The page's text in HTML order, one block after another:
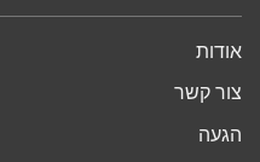
אודות
צור קשר
הגעה